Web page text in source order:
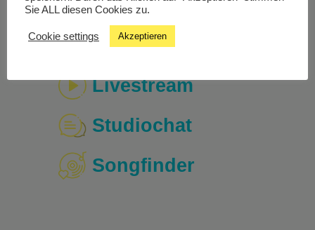
Livestream
Studiochat
Songfinder
Sie ALL diesen Cookies zu.
Cookie settings Akzeptieren